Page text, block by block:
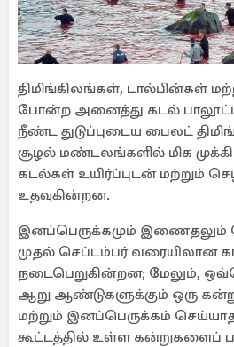
திமிங்கிலங்கள், டால்பின்கள்
போன்ற அனைத்து கடல்
நீண்ட துடுப்புடைய பைலட்
சூழல் மண்டலங்களில் மிக
கடல்கள் உயிர்ப்புடன் மற்றும்
உதவுகின்றன.
இனப்பெருக்கமும் இணைதலும்
முதல் செப்டம்பர் வரையிலான
நடைபெறுகின்றன; மேலும்,
ஆறு ஆண்டுகளுக்கும் ஒரு
மற்றும் இனப்பெருக்கம்
கூட்டத்தில் உள்ள கன்றுகளைப்